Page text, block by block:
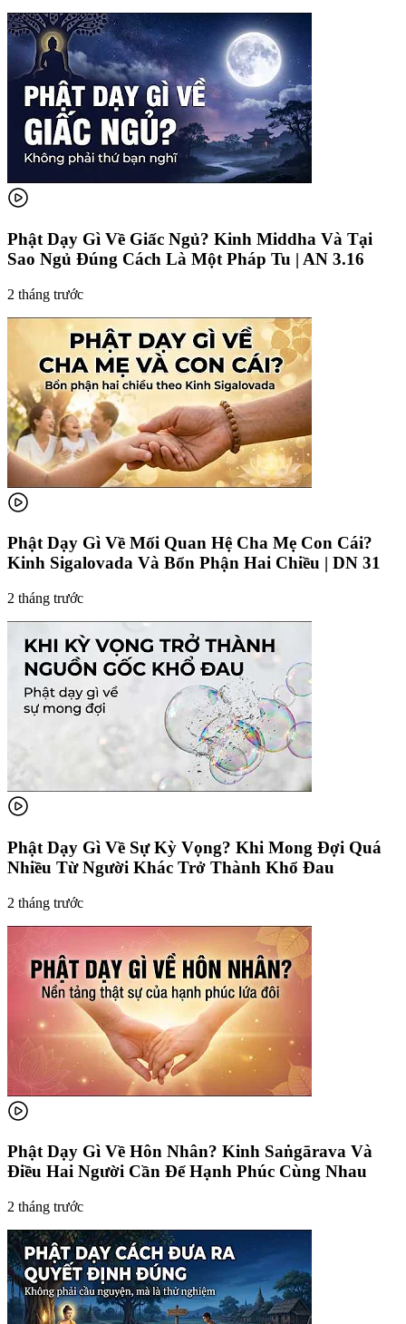
Phật Dạy Gì Về Giấc Ngủ? Kinh Middha Và Tại
Sao Ngủ Đúng Cách Là Một Pháp Tu | AN 3.16
2 tháng trước
Phật Dạy Gì Về Mối Quan Hệ Cha Mẹ Con Cái?
Kinh Sigalovada Và Bổn Phận Hai Chiều | DN 31
2 tháng trước
Phật Dạy Gì Về Sự Kỳ Vọng? Khi Mong Đợi Quá
Nhiều Từ Người Khác Trở Thành Khổ Đau
2 tháng trước
Phật Dạy Gì Về Hôn Nhân? Kinh Saṅgārava Và
Điều Hai Người Cần Để Hạnh Phúc Cùng Nhau
2 tháng trước